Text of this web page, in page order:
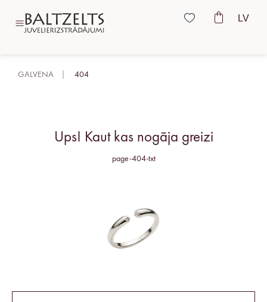
LV
GALVENA 404
Ups! Kaut kas nogāja greizi
page-404-txt